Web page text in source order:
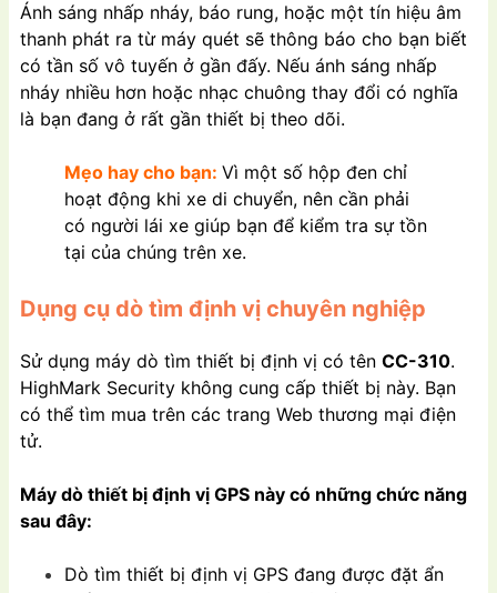
Ánh sáng nhấp nháy, báo rung, hoặc một tín hiệu âm
thanh phát ra từ máy quét sẽ thông báo cho bạn biết
có tần số vô tuyến ở gần đấy. Nếu ánh sáng nhấp
nháy nhiều hơn hoặc nhạc chuông thay đổi có nghĩa
là bạn đang ở rất gần thiết bị theo dõi.
Mẹo hay cho bạn: Vì một số hộp đen chỉ
hoạt động khi xe di chuyển, nên cần phải
có người lái xe giúp bạn để kiểm tra sự tồn
tại của chúng trên xe.
Dụng cụ dò tìm định vị chuyên nghiệp
Sử dụng máy dò tìm thiết bị định vị có tên CC-310.
HighMark Security không cung cấp thiết bị này. Bạn
có thể tìm mua trên các trang Web thương mại điện
tử.
Máy dò thiết bị định vị GPS này có những chức năng
sau đây:
Dò tìm thiết bị định vị GPS đang được đặt ẩn